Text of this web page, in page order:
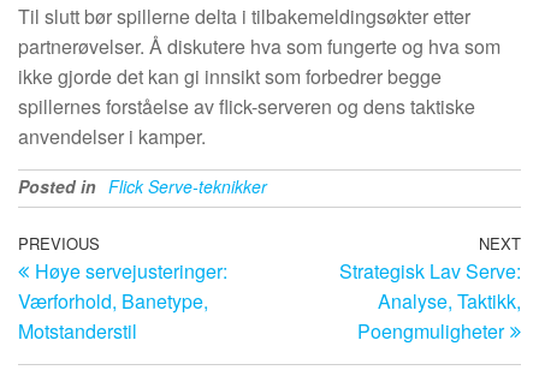
Til slutt bør spillerne delta i tilbakemeldingsøkter etter
partnerøvelser. Å diskutere hva som fungerte og hva som
ikke gjorde det kan gi innsikt som forbedrer begge
spillernes forståelse av flick-serveren og dens taktiske
anvendelser i kamper.
Posted in Flick Serve-teknikker
Post
navigation
Previous
Post
PREVIOUS
Høye servejusteringer:
Værforhold, Banetype,
Motstanderstil
NEXT
Strategisk Lav Serve:
Analyse, Taktikk,
Poengmuligheter